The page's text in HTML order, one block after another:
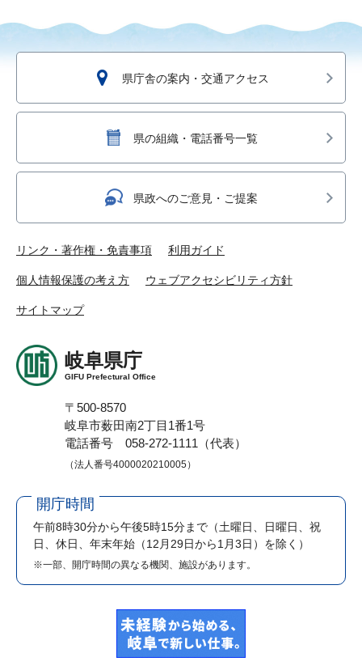
県庁舎の案内・交通アクセス
県の組織・電話番号一覧
県政へのご意見・ご提案
リンク・著作権・免責事項 利用ガイド
個人情報保護の考え方 ウェブアクセシビリティ方針
サイトマップ
岐阜県庁
GIFU Prefectural Office
〒500-8570
岐阜市薮田南2丁目1番1号
電話番号 058-272-1111（代表）
（法人番号4000020210005）
開庁時間
午前8時30分から午後5時15分まで （土曜日、日曜日、祝
日、休日、年末年始（12月29日から1月3日）を除く）
※一部、開庁時間の異なる機関、施設があります。